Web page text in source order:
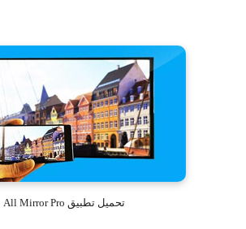
تحميل تطبيق All Mirror Pro